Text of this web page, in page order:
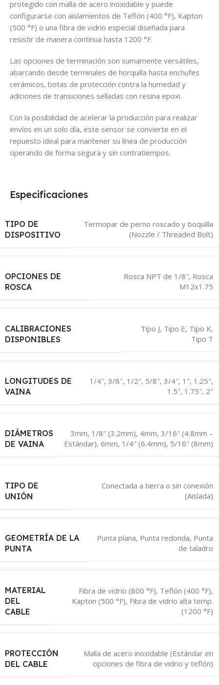
protegido con malla de acero inoxidable y puede
configurarse con aislamientos de Teflón (400 °F), Kapton
(500 °F) o una fibra de vidrio especial diseñada para
resistir de manera continua hasta 1200 °F.
Las opciones de terminación son sumamente versátiles,
abarcando desde terminales de horquilla hasta enchufes
cerámicos, botas de protección contra la humedad y
adiciones de transiciones selladas con resina epoxi.
Con la posibilidad de acelerar la producción para realizar
envíos en un solo día, este sensor se convierte en el
repuesto ideal para mantener su línea de producción
operando de forma segura y sin contratiempos.
Especificaciones
TIPO DE
DISPOSITIVO
Termopar de perno roscado y boquilla
(Nozzle / Threaded Bolt)
OPCIONES DE
ROSCA
Rosca NPT de 1/8″, Rosca
M12x1.75
CALIBRACIONES
DISPONIBLES
Tipo J, Tipo E, Tipo K,
Tipo T
LONGITUDES DE
VAINA
1/4″, 3/8″, 1/2″, 5/8″, 3/4″, 1″, 1.25″,
1.5″, 1.75″, 2″
DIÁMETROS
DE VAINA
3mm, 1/8″ (3.2mm), 4mm, 3/16″ (4.8mm –
Estándar), 6mm, 1/4″ (6.4mm), 5/16″ (8mm)
TIPO DE
UNIÓN
Conectada a tierra o sin conexión
(Aislada)
GEOMETRÍA DE LA
PUNTA
Punta plana, Punta redonda, Punta
de taladro
MATERIAL
DEL
CABLE
Fibra de vidrio (800 °F), Teflón (400 °F),
Kapton (500 °F), Fibra de vidrio alta temp.
(1200 °F)
PROTECCIÓN
DEL CABLE
Malla de acero inoxidable (Estándar en
opciones de fibra de vidrio y teflón)